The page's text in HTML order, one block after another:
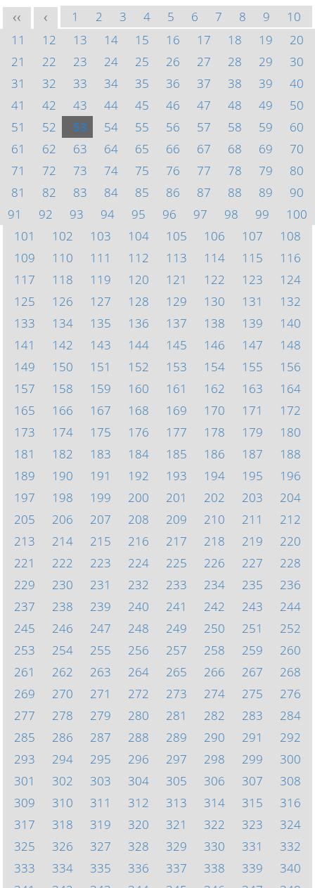
<< < 1 2 3 4 5 6 7 8 9
10
11
12 13 14 15 16 17 18 19
20
21
22 23 24 25 26 27 28 29
30
31
32 33 34 35 36 37 38 39
40
41
42 43 44 45 46 47 48 49
50
51
52 53 54 55 56 57 58 59
60
61
62 63 64 65 66 67 68 69
70
71
72 73 74 75 76 77 78 79
80
81
82 83 84 85 86 87 88 89
90
91
92 93 94 95 96 97 98 99
100
101
102 103 104 105 106 107
108
109
110 111 112 113 114 115
116
117
118 119 120 121 122 123
124
125
126 127 128 129 130 131
132
133
134 135 136 137 138 139
140
141
142 143 144 145 146 147
148
149
150 151 152 153 154 155
156
157
158 159 160 161 162 163
164
165
166 167 168 169 170 171
172
173
174 175 176 177 178 179
180
181
182 183 184 185 186 187
188
189
190 191 192 193 194 195
196
197
198 199 200 201 202 203
204
205
206 207 208 209 210 211
212
213
214 215 216 217 218 219
220
221
222 223 224 225 226 227
228
229
230 231 232 233 234 235
236
237
238 239 240 241 242 243
244
245
246 247 248 249 250 251
252
253
254 255 256 257 258 259
260
261
262 263 264 265 266 267
268
269
270 271 272 273 274 275
276
277
278 279 280 281 282 283
284
285
286 287 288 289 290 291
292
293
294 295 296 297 298 299
300
301
302 303 304 305 306 307
308
309
310 311 312 313 314 315
316
317
318 319 320 321 322 323
324
325
326 327 328 329 330 331
332
333
334 335 336 337 338 339
340